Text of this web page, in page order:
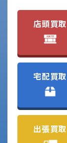
店頭買取
宅配買取
出張買取